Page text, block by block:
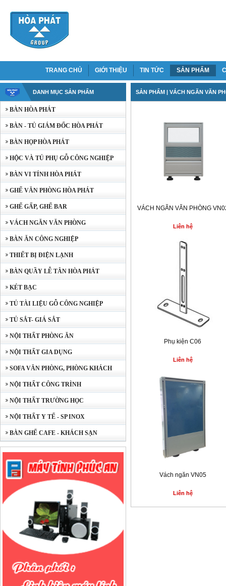
TRANG CHỦ GIỚI THIỆU TIN TỨC SẢN PHẨM
DANH MỤC SẢN PHẨM
BÀN HÒA PHÁT
BÀN - TỦ GIÁM ĐỐC HÒA PHÁT
BÀN HỌP HÒA PHÁT
HỘC VÀ TỦ PHỤ GỖ CÔNG NGHIỆP
BÀN VI TÍNH HÒA PHÁT
GHẾ VĂN PHÒNG HÒA PHÁT
GHẾ GẤP, GHẾ BAR
VÁCH NGĂN VĂN PHÒNG
BÀN ĂN CÔNG NGHIỆP
THIẾT BỊ ĐIỆN LẠNH
BÀN QUẦY LỄ TÂN HÒA PHÁT
KÉT BẠC
TỦ TÀI LIỆU GỖ CÔNG NGHIỆP
TỦ SẮT- GIÁ SẮT
NỘI THẤT PHÒNG ĂN
NỘI THẤT GIA DỤNG
SOFA VĂN PHÒNG, PHÒNG KHÁCH
NỘI THẤT CÔNG TRÌNH
NỘI THẤT TRƯỜNG HỌC
NỘI THẤT Y TẾ - SP INOX
BÀN GHẾ CAFE - KHÁCH SẠN
SẢN PHẨM | VÁCH NGĂN VĂN
VÁCH NGĂN VĂN PHÒNG
Liên hệ
Phụ kiện C06
Liên hệ
Vách ngăn VN05
Liên hệ